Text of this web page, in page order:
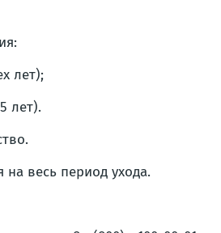
лет);
лет).
весь период ухода.